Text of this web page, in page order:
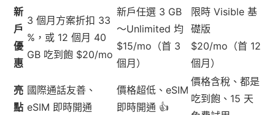
新
戶
優
惠
3 個月方案折扣 33
%，或 12 個月 40
GB 吃到飽 $20/mo
新戶任選 3 GB
～Unlimited 均
$15/mo（首 3
個月）
限時 Visible 基
礎版
$20/mo（首 12
個月）
亮
點
國際通話友善、
eSIM 即時開通
價格超低、eSIM
即時開通 👍
價格含稅、都是
吃到飽、15 天